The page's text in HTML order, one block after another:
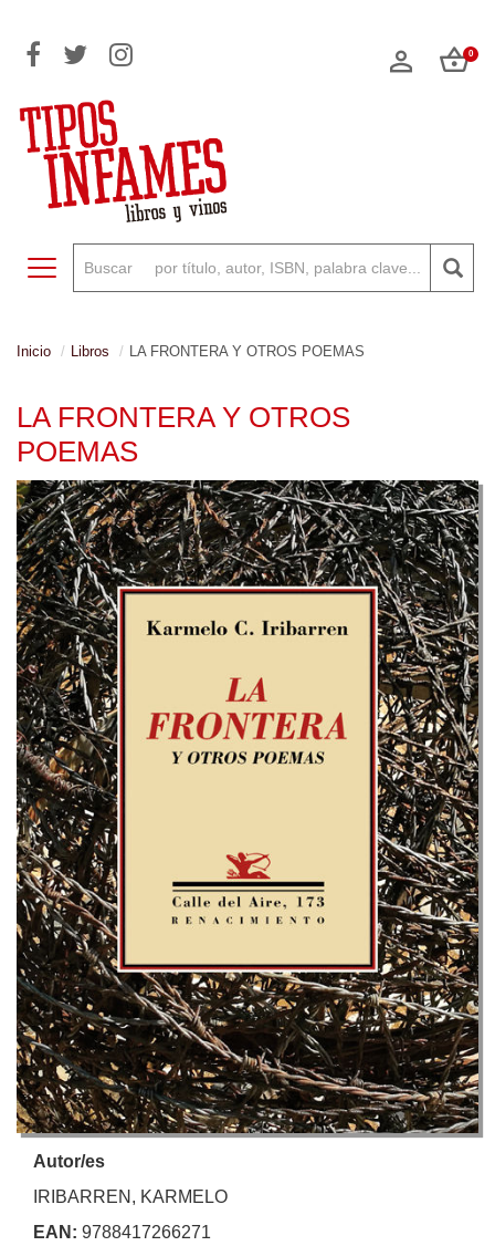
0
Toggle navigation
Inicio Libros LA FRONTERA Y OTROS POEMAS
LA FRONTERA Y OTROS
POEMAS
Autor/es
IRIBARREN, KARMELO
EAN: 9788417266271